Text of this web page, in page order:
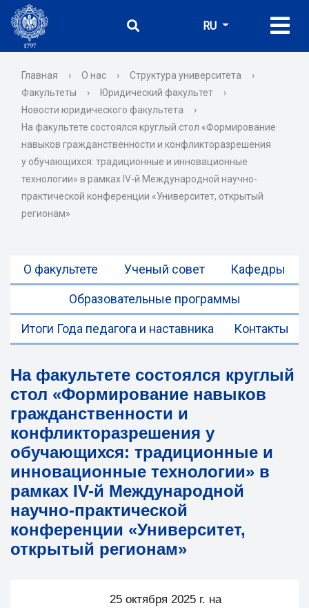
RU
Главная › О нас › Структура университета
›
Факультеты
› Юридический факультет
›
Новости юридического факультета
›
На факультете состоялся круглый стол «Формирование
навыков гражданственности и конфликторазрешения
у обучающихся: традиционные и инновационные
технологии» в рамках IV-й Международной научно-
практической конференции «Университет, открытый
регионам»
О факультете Ученый совет Кафедры
Образовательные программы
Итоги Года педагога и наставника Контакты
На факультете состоялся круглый
стол «Формирование навыков
гражданственности и
конфликторазрешения у
обучающихся: традиционные и
инновационные технологии» в
рамках IV-й Международной
научно-практической
конференции «Университет,
открытый регионам»
25 октября 2025 г. на